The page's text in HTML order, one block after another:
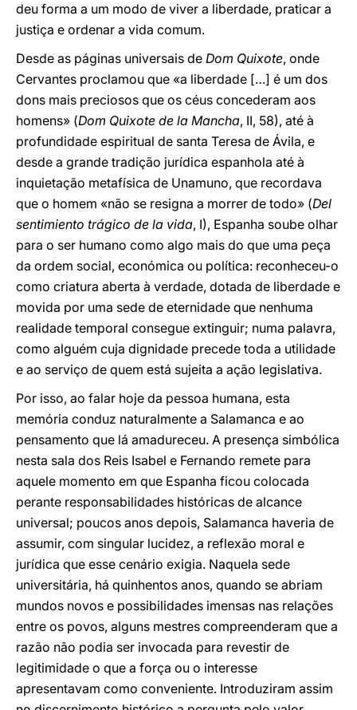
deu forma a um modo de viver a liberdade, praticar a
justiça e ordenar a vida comum.
Desde as páginas universais de Dom Quixote, onde
Cervantes proclamou que «a liberdade […] é um dos
dons mais preciosos que os céus concederam aos
homens» (Dom Quixote de la Mancha, II, 58), até à
profundidade espiritual de santa Teresa de Ávila, e
desde a grande tradição jurídica espanhola até à
inquietação metafísica de Unamuno, que recordava
que o homem «não se resigna a morrer de todo» (Del
sentimiento trágico de la vida, I), Espanha soube olhar
para o ser humano como algo mais do que uma peça
da ordem social, económica ou política: reconheceu-o
como criatura aberta à verdade, dotada de liberdade e
movida por uma sede de eternidade que nenhuma
realidade temporal consegue extinguir; numa palavra,
como alguém cuja dignidade precede toda a utilidade
e ao serviço de quem está sujeita a ação legislativa.
Por isso, ao falar hoje da pessoa humana, esta
memória conduz naturalmente a Salamanca e ao
pensamento que lá amadureceu. A presença simbólica
nesta sala dos Reis Isabel e Fernando remete para
aquele momento em que Espanha ficou colocada
perante responsabilidades históricas de alcance
universal; poucos anos depois, Salamanca haveria de
assumir, com singular lucidez, a reflexão moral e
jurídica que esse cenário exigia. Naquela sede
universitária, há quinhentos anos, quando se abriam
mundos novos e possibilidades imensas nas relações
entre os povos, alguns mestres compreenderam que a
razão não podia ser invocada para revestir de
legitimidade o que a força ou o interesse
apresentavam como conveniente. Introduziram assim